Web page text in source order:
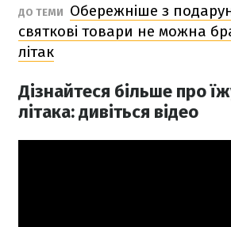
ДО ТЕМИ
Обережніше з
святкові товари не можна
літак
Дізнайтеся більше про
літака: дивіться відео